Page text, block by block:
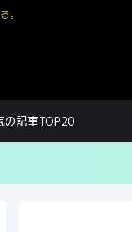
。
の記事TOP20